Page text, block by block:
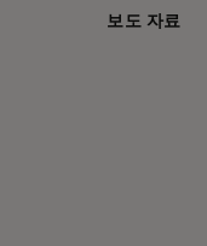
보도 자료